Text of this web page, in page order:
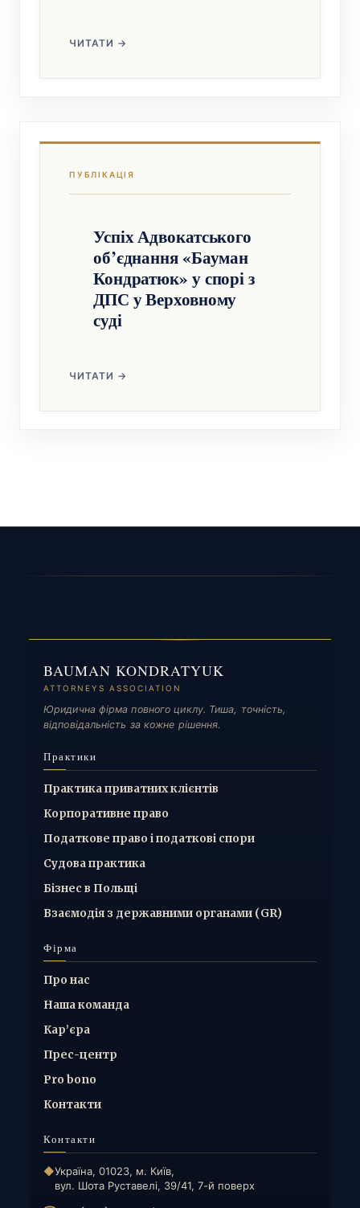
Успіх Адвокатського
об’єднання «Бауман
Кондратюк» у спорі з
ДПС у Верховному
суді
BAUMAN KONDRATYUK
ATTORNEYS ASSOCIATION
Юридична фірма повного циклу. Тиша, точність,
відповідальність за кожне рішення.
Практики
Практика приватних клієнтів
Корпоративне право
Податкове право і податкові спори
Судова практика
Бізнес в Польщі
Взаємодія з державними органами (GR)
Фірма
Про нас
Наша команда
Кар’єра
Прес-центр
Pro bono
Контакти
Контакти
◆Україна, 01023, м. Київ,
вул. Шота Руставелі, 39/41, 7-й поверх